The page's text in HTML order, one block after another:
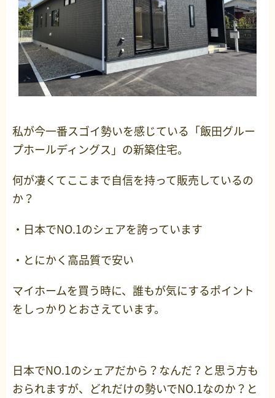
私が今一番スゴイ勢いを感じている「飯田グルー
プホールディングス」の新築住宅。
何が凄くてここまで自信を持って販売しているの
か？
・日本でNO.1のシェアを誇っています
・とにかく高品質で安い
マイホームを買う時に、誰もが気にするポイント
をしっかりとおさえています。
日本でNO.1のシェアだから？なんだ？と思う方も
おられますが、どれだけの勢いでNO.1なのか？と